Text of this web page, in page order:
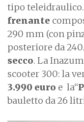
tipo teleidraulico.
frenante
290 mm (con
posteriore da
secco. La
scooter 300: la
3.990 euro e la“
bauletto da 26